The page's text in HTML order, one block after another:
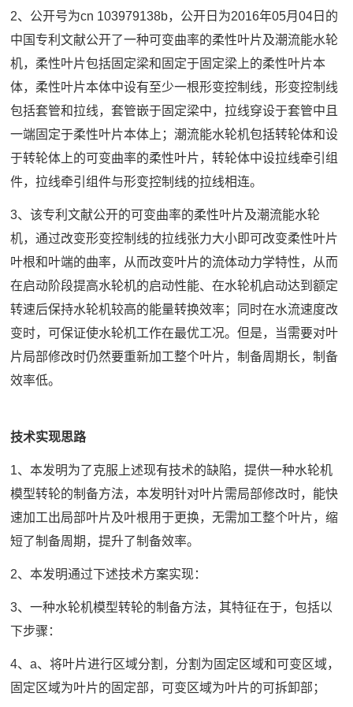
2、公开号为cn 103979138b，公开日为2016年05月04日的
中国专利文献公开了一种可变曲率的柔性叶片及潮流能水轮
机，柔性叶片包括固定梁和固定于固定梁上的柔性叶片本
体，柔性叶片本体中设有至少一根形变控制线，形变控制线
包括套管和拉线，套管嵌于固定梁中，拉线穿设于套管中且
一端固定于柔性叶片本体上；潮流能水轮机包括转轮体和设
于转轮体上的可变曲率的柔性叶片，转轮体中设拉线牵引组
件，拉线牵引组件与形变控制线的拉线相连。
3、该专利文献公开的可变曲率的柔性叶片及潮流能水轮
机，通过改变形变控制线的拉线张力大小即可改变柔性叶片
叶根和叶端的曲率，从而改变叶片的流体动力学特性，从而
在启动阶段提高水轮机的启动性能、在水轮机启动达到额定
转速后保持水轮机较高的能量转换效率；同时在水流速度改
变时，可保证使水轮机工作在最优工况。但是，当需要对叶
片局部修改时仍然要重新加工整个叶片，制备周期长，制备
效率低。
技术实现思路
1、本发明为了克服上述现有技术的缺陷，提供一种水轮机
模型转轮的制备方法，本发明针对叶片需局部修改时，能快
速加工出局部叶片及叶根用于更换，无需加工整个叶片，缩
短了制备周期，提升了制备效率。
2、本发明通过下述技术方案实现：
3、一种水轮机模型转轮的制备方法，其特征在于，包括以
下步骤：
4、a、将叶片进行区域分割，分割为固定区域和可变区域，
固定区域为叶片的固定部，可变区域为叶片的可拆卸部；